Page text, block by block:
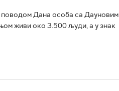
поводом Дана особа са Дауновим
живи око 3.500 људи, а у знак